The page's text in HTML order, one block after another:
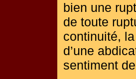
bien une
de toute
continuité,
d’une
sentiment